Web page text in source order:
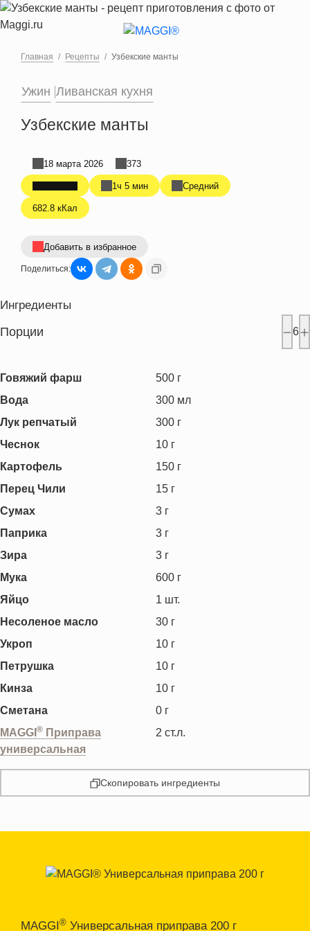
Перейти к основному содержанию
Главная Рецепты Узбекские манты
Ужин Ливанская кухня
Узбекские манты
1ч 5 мин Средний
682.8 кКал
18 марта 2026 373
Добавить в избранное
Поделиться:
Ингредиенты
Порции 6
Говяжий фарш 500 г
Вода
300 мл
Лук репчатый
300 г
Чеснок
10 г
Картофель
150 г
Перец Чили
15 г
Сумах
3 г
Паприка
3 г
Зира
3 г
Мука
600 г
Яйцо
1 шт.
Несоленое масло
30 г
Укроп
10 г
Петрушка
10 г
Кинза
10 г
Сметана
0 г
MAGGI ® Приправа
универсальная
2 ст.л.
Скопировать ингредиенты
MAGGI® Универсальная приправа 200 г